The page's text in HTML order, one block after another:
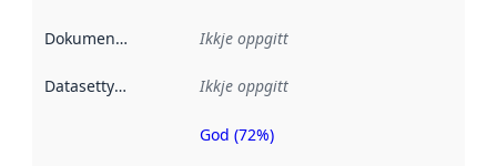
Dokumentasjon Ikkje oppgitt
Datasettype Ikkje oppgitt
Metadatakvalitet
God (72%)